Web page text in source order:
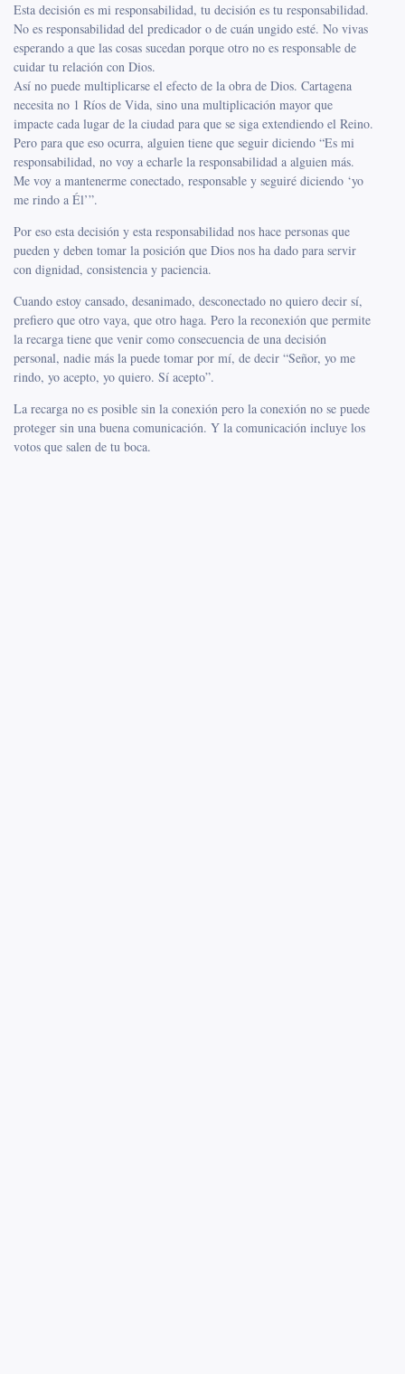
Esta decisión es mi responsabilidad, tu decisión es tu responsabilidad.
No es responsabilidad del predicador o de cuán ungido esté. No vivas
esperando a que las cosas sucedan porque otro no es responsable de
cuidar tu relación con Dios.
Así no puede multiplicarse el efecto de la obra de Dios. Cartagena
necesita no 1 Ríos de Vida, sino una multiplicación mayor que
impacte cada lugar de la ciudad para que se siga extendiendo el Reino.
Pero para que eso ocurra, alguien tiene que seguir diciendo “Es mi
responsabilidad, no voy a echarle la responsabilidad a alguien más.
Me voy a mantenerme conectado, responsable y seguiré diciendo ‘yo
me rindo a Él’”.
Por eso esta decisión y esta responsabilidad nos hace personas que
pueden y deben tomar la posición que Dios nos ha dado para servir
con dignidad, consistencia y paciencia.
Cuando estoy cansado, desanimado, desconectado no quiero decir sí,
prefiero que otro vaya, que otro haga. Pero la reconexión que permite
la recarga tiene que venir como consecuencia de una decisión
personal, nadie más la puede tomar por mí, de decir “Señor, yo me
rindo, yo acepto, yo quiero. Sí acepto”.
La recarga no es posible sin la conexión pero la conexión no se puede
proteger sin una buena comunicación. Y la comunicación incluye los
votos que salen de tu boca.